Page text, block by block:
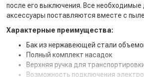
после его выключения. Все необходимые
аксессуары поставляются вместе с
Характерные преимущества:
Бак из нержавеющей стали
Полный комплект насадок
Верхняя ручка для
Возможность подключения